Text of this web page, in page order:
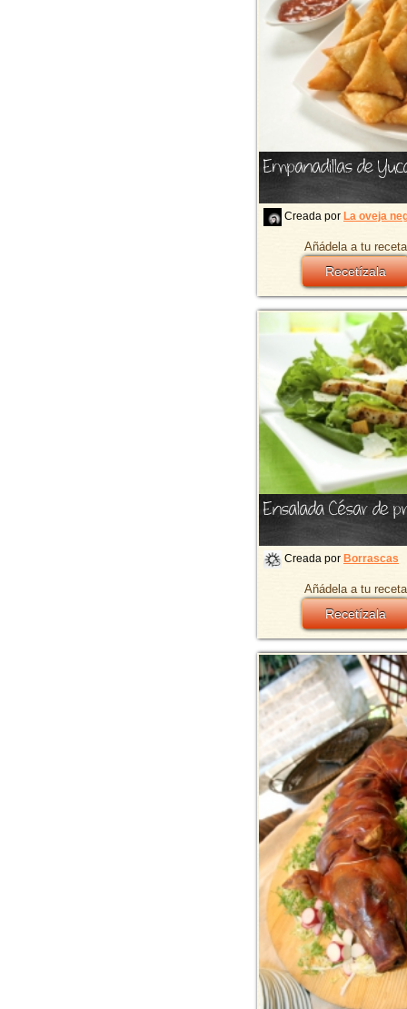
Empanadillas de
Creada por La oveja
Añádela a tu
Recetízala
Ensalada César de
Creada por Borrascas
Añádela a tu
Recetízala